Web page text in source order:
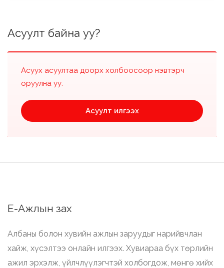
Асуулт байна уу?
Асуух асуултаа доорх холбоосоор нэвтэрч
оруулна уу.
Асуулт илгээх
Е-Ажлын зах
Албаны болон хувийн ажлын заруудыг нарийвчлан
хайж, хүсэлтээ онлайн илгээх. Хувиараа бүх төрлийн
ажил эрхэлж, үйлчлүүлэгчтэй холбогдож, мөнгө хийх